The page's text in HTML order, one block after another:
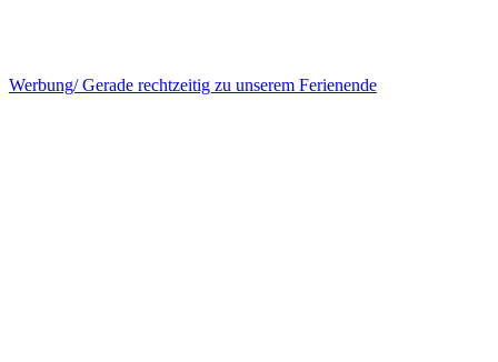
Werbung/ Gerade rechtzeitig zu unserem Ferienende